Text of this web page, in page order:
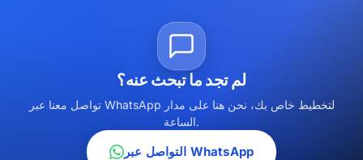
لم تجد ما تبحث عنه؟
تواصل معنا عبر WhatsApp لتخطيط خاص بك، نحن هنا على مدار
الساعة.
التواصل عبر WhatsApp